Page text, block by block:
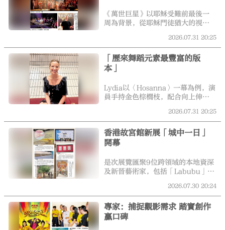
《萬世巨星》以耶穌受難前最後一
周為背景，從耶穌門徒猶大的視角
「我只需要做自己。」飾演耶穌的
Luke Street接受訪問時說。面對這
個音樂劇史上最具代表性的角色之
一，他希望呈現的是「the man
看來，真正值得被看見的，不只是
耶穌這個宗教形象，更是那個有血
2026.07.31 20:25
「歷來舞蹈元素最豐富的版
本」
Lydia以〈Hosanna〉一幕為例，演
員手持金色棕櫚枝，配合向上伸
形，重現耶穌於棕枝主日（Palm
Sunday）騎驢進入耶路撒冷、群眾
揮動棕櫚枝迎接他的場景。她表
示，金色棕櫚枝的運用，以及演員
Sheader與編舞家Drew McOnie共
同設計，透過肢體語言呈現群眾迎
2026.07.31 20:25
香港故宮館新展「城中一日」
開幕
是次展覽匯聚9位跨領域的本地資深
及新晉藝術家，包括「Labubu」創
俊、作曲家及藝術家林丰等，他們
以中國古代文化為創作靈感，使用
實驗性的藝術手法，創作一系列繪
畫、雕塑、多媒體等裝置作品，體
2026.07.30 20:24
專家：捕捉觀影需求 踏實創作
贏口碑